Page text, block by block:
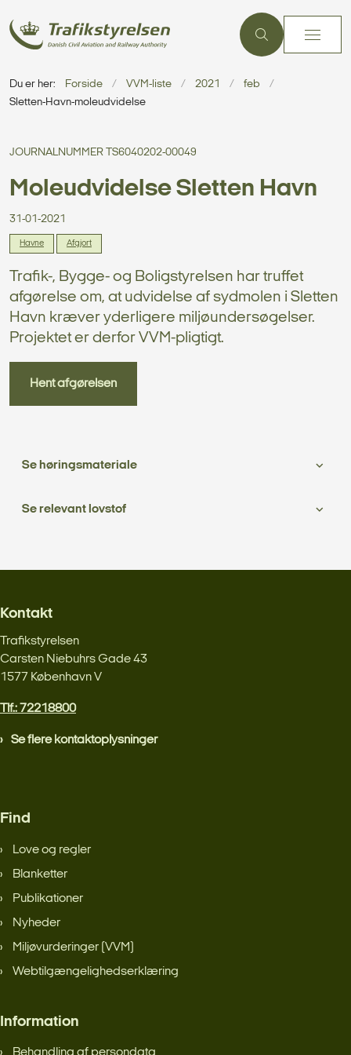
Du er her: Forside VVM-liste 2021
feb
Sletten-Havn-moleudvidelse
JOURNALNUMMER TS6040202-00049
Moleudvidelse Sletten Havn
31-01-2021
Havne Afgjort
Trafik-, Bygge- og Boligstyrelsen har truffet
afgørelse om, at udvidelse af sydmolen i Sletten
Havn kræver yderligere miljøundersøgelser.
Projektet er derfor VVM-pligtigt.
Hent afgørelsen
Se høringsmateriale
Se relevant lovstof
Kontakt
Trafikstyrelsen
Carsten Niebuhrs Gade 43
1577 København V
Tlf.: 72218800
Se flere kontaktoplysninger
Find
Love og regler
Blanketter
Publikationer
Nyheder
Miljøvurderinger (VVM)
Webtilgængelighedserklæring
Information
Behandling af persondata